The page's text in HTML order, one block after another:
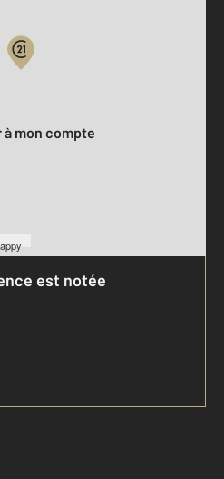
à mon compte
est notée